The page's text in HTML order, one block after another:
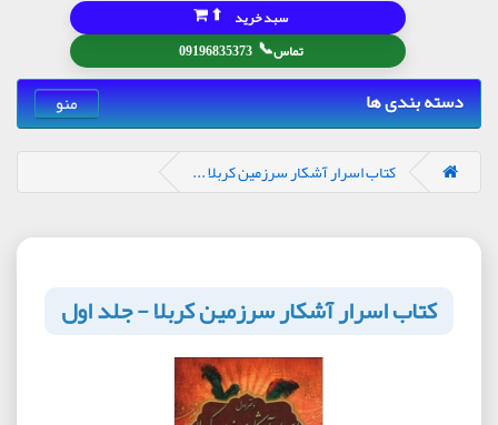
تماس📞
09196835373
سبد خرید ⬆
دسته بندی ها منو
کتاب اسرار آشکار سرزمین کربلا ...
کتاب اسرار آشکار سرزمین کربلا - جلد اول